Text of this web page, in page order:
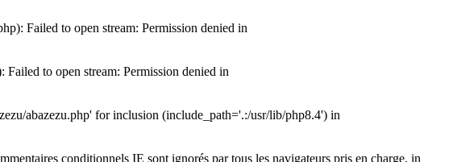
Failed to open stream: Permission denied in
to open stream: Permission denied in
abazezu.php' for inclusion (include_path='.:/usr/lib/php8.4') in
conditionnels IE sont ignorés par tous les navigateurs pris en charge. in